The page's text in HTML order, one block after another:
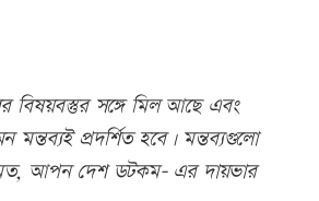
বিষয়বস্তুর সঙ্গে মিল আছে এবং
প্রদর্শিত হবে। মন্তব্যগুলো
আপন দেশ ডটকম- এর দায়ভার